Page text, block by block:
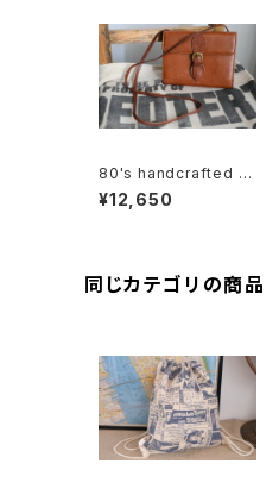
80's handcrafted le
ather shoulder Bag/
wallet convertible
¥12,650
同じカテゴリの商品